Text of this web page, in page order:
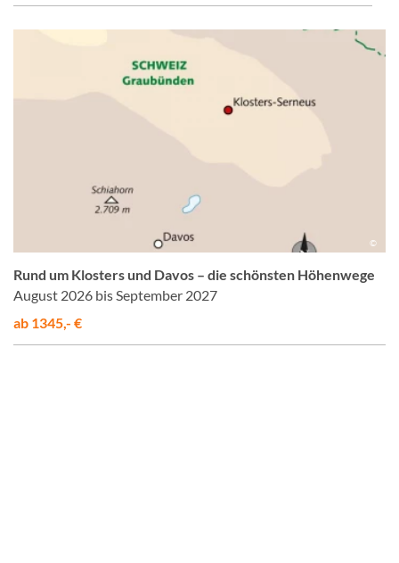
©
Rund um Klosters und Davos – die schönsten Höhenwege
August 2026 bis September 2027
ab 1345,- €